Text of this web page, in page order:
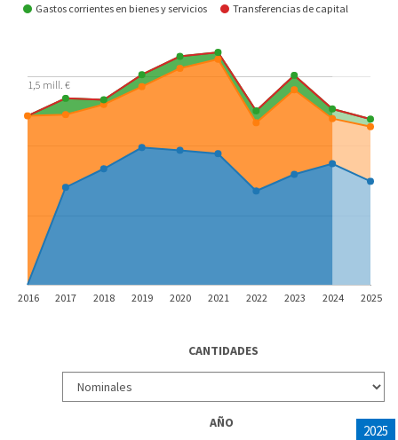
Gastos corrientes en bienes y servicios
Transferencias de capital
2016 2017 2018 2019 2020 2021 2022 2023 2024 2025
1,5 mill. €
CANTIDADES
AÑO 2025